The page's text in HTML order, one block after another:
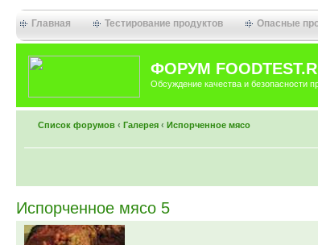
Главная Тестирование продуктов Опасные
ФОРУМ
Обсуждение качества и безопасности
Список форумов ‹ Галерея ‹ Испорченное мясо
Испорченное мясо 5